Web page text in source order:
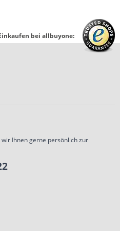
bei allbuyone:
Ihnen gerne persönlich zur